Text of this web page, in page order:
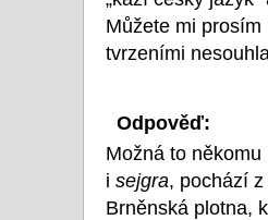
Můžete mi
tvrzeními
Odpověď:
Možná to
i sejgra, pochází
Brněnská plotna,